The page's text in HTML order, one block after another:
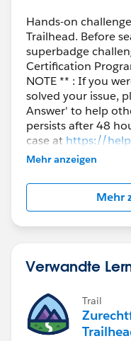
Hands-on
Trailhead. Before
superbadge
Certification
NOTE ** : If you
solved your issue,
Answer' to help
persists after 48
case at https://
further assistance.
Mehr anzeigen
Mehr
Verwandte
Trail